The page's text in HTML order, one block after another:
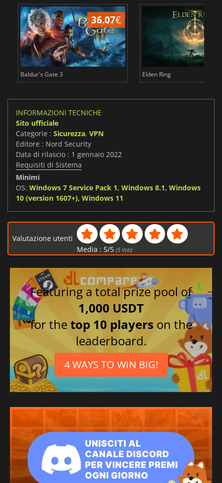
36.07€
Baldur's Gate 3 Elden Ring
INFORMAZIONI TECNICHE
Sito ufficiale
Categorie : Sicurezza, VPN
Editore : Nord Security
Data di rilascio : 1 gennaio 2022
Requisiti di Sistema
Minimi
OS: Windows 7 Service Pack 1, Windows 8.1, Windows
10 (version 1607+), Windows 11
Valutazione utenti
Media : 5/5 (5Voti)
Featuring a total prize pool of
1,000 USDT
for thetop 10 players on the
leaderboard.
4 WAYS TO WIN BIG!